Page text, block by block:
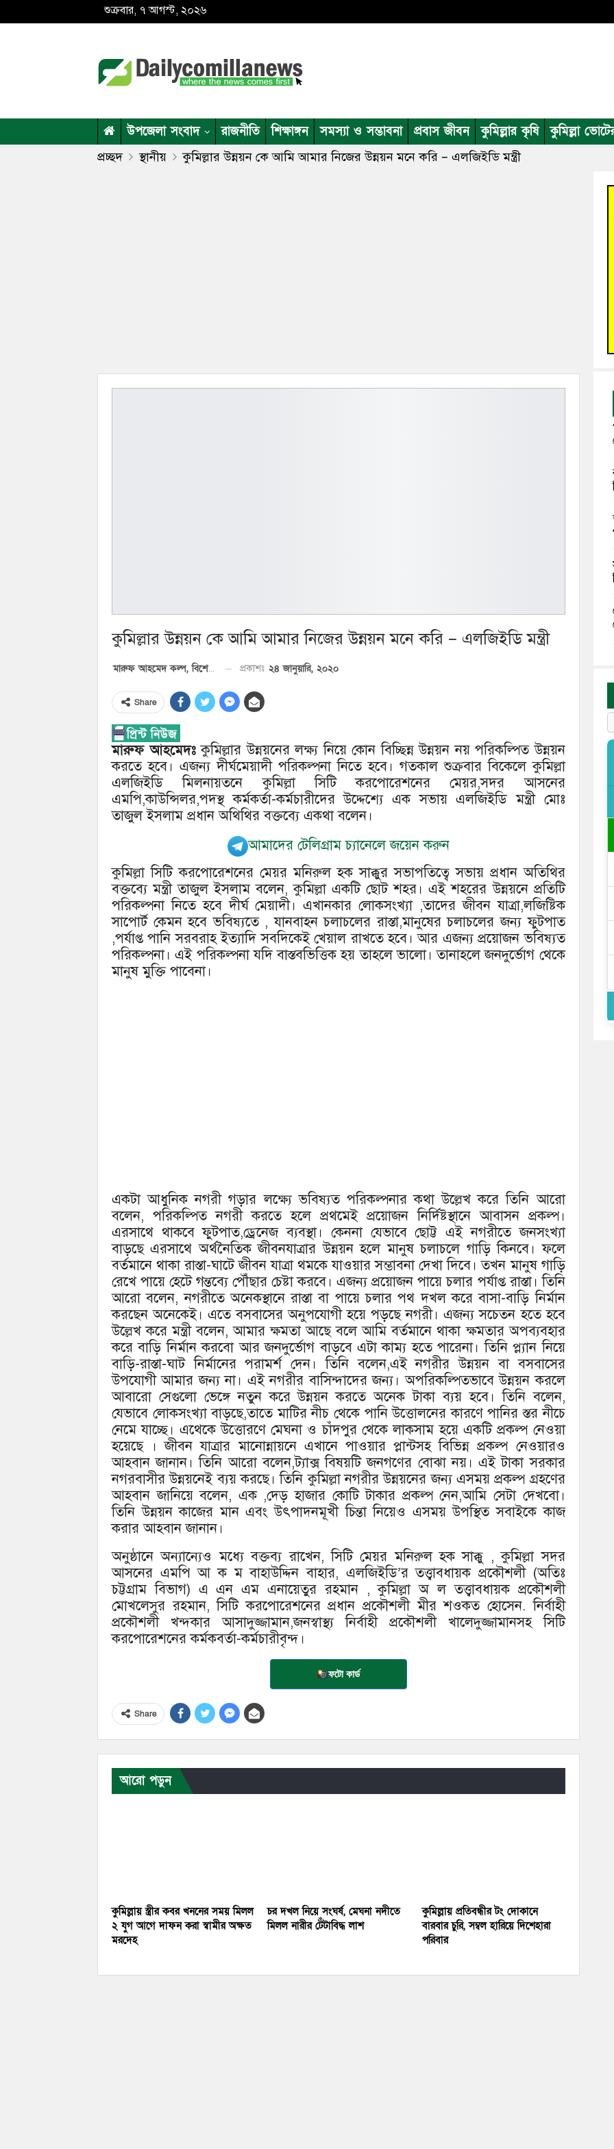
শুক্রবার, ৭ আগস্ট, ২০২৬
উপজেলা সংবাদ রাজনীতি শিক্ষাঙ্গন সমস্যা ও সম্ভাবনা প্রবাস জীবন কুমিল্লার কৃষি কুমিল্লা
প্রচ্ছদ স্থানীয় কুমিল্লার উন্নয়ন কে আমি আমার নিজের উন্নয়ন মনে করি – এলজিইডি মন্ত্রী
কুমিল্লার উন্নয়ন কে আমি আমার নিজের উন্নয়ন মনে করি – এলজিইডি মন্ত্রী
মারুফ আহমেদ কল্প, বিশেষ প্রতিনিধি প্রকাশঃ ২৪ জানুয়ারি, ২০২০
Share
মারুফ আহমেদঃকুমিল্লার উন্নয়নের লক্ষ্য নিয়ে কোন বিচ্ছিন্ন উন্নয়ন নয় পরিকল্পিত উন্নয়ন
করতে হবে। এজন্য দীর্ঘমেয়াদী পরিকল্পনা নিতে হবে। গতকাল শুক্রবার বিকেলে কুমিল্লা
এলজিইডি মিলনায়তনে কুমিল্লা সিটি করপোরেশনের মেয়র,সদর আসনের
এমপি,কাউন্সিলর,পদস্থ কর্মকর্তা-কর্মচারীদের উদ্দেশ্যে এক সভায় এলজিইডি মন্ত্রী মোঃ
তাজুল ইসলাম প্রধান অথিথির বক্তব্যে একথা বলেন।
আমাদের টেলিগ্রাম চ্যানেলে জয়েন করুন
কুমিল্লা সিটি করপোরেশনের মেয়র মনিরুল হক সাক্কুর সভাপতিত্বে সভায় প্রধান অতিথির
বক্তব্যে মন্ত্রী তাজুল ইসলাম বলেন, কুমিল্লা একটি ছোট শহর। এই শহরের উন্নয়নে প্রতিটি
পরিকল্পনা নিতে হবে দীর্ঘ মেয়াদী। এখানকার লোকসংখ্যা ,তাদের জীবন যাত্রা,লজিষ্টিক
সাপোর্ট কেমন হবে ভবিষ্যতে , যানবাহন চলাচলের রাস্তা,মানুষের চলাচলের জন্য ফুটপাত
,পর্যাপ্ত পানি সরবরাহ ইত্যাদি সবদিকেই খেয়াল রাখতে হবে। আর এজন্য প্রয়োজন ভবিষ্যত
পরিকল্পনা। এই পরিকল্পনা যদি বাস্তবভিত্তিক হয় তাহলে ভালো। তানাহলে জনদুর্ভোগ থেকে
মানুষ মুক্তি পাবেনা।
একটা আধুনিক নগরী গড়ার লক্ষ্যে ভবিষ্যত পরিকল্পনার কথা উল্লেখ করে তিনি আরো
বলেন, পরিকল্পিত নগরী করতে হলে প্রথমেই প্রয়োজন নির্দিষ্টস্থানে আবাসন প্রকল্প।
এরসাথে থাকবে ফুটপাত,ড্রেনেজ ব্যবস্থা। কেননা যেভাবে ছোট্ট এই নগরীতে জনসংখ্যা
বাড়ছে এরসাথে অর্থনৈতিক জীবনযাত্রার উন্নয়ন হলে মানুষ চলাচলে গাড়ি কিনবে। ফলে
বর্তমানে থাকা রাস্তা-ঘাটে জীবন যাত্রা থমকে যাওয়ার সম্ভাবনা দেখা দিবে। তখন মানুষ গাড়ি
রেখে পায়ে হেটে গন্তব্যে পৌঁছার চেষ্টা করবে। এজন্য প্রয়োজন পায়ে চলার পর্যাপ্ত রাস্তা। তিনি
আরো বলেন, নগরীতে অনেকস্থানে রাস্তা বা পায়ে চলার পথ দখল করে বাসা-বাড়ি নির্মান
করছেন অনেকেই। এতে বসবাসের অনুপযোগী হয়ে পড়ছে নগরী। এজন্য সচেতন হতে হবে
উল্লেখ করে মন্ত্রী বলেন, আমার ক্ষমতা আছে বলে আমি বর্তমানে থাকা ক্ষমতার অপব্যবহার
করে বাড়ি নির্মান করবো আর জনদুর্ভোগ বাড়বে এটা কাম্য হতে পারেনা। তিনি প্ল্যান নিয়ে
বাড়ি-রাস্তা-ঘাট নির্মানের পরামর্শ দেন। তিনি বলেন,এই নগরীর উন্নয়ন বা বসবাসের
উপযোগী আমার জন্য না। এই নগরীর বাসিন্দাদের জন্য। অপরিকল্পিতভাবে উন্নয়ন করলে
আবারো সেগুলো ভেঙ্গে নতুন করে উন্নয়ন করতে অনেক টাকা ব্যয় হবে। তিনি বলেন,
যেভাবে লোকসংখ্যা বাড়ছে,তাতে মাটির নীচ থেকে পানি উত্তোলনের কারণে পানির স্তর নীচে
নেমে যাচ্ছে। এথেকে উত্তোরণে মেঘনা ও চাঁদপুর থেকে লাকসাম হয়ে একটি প্রকল্প নেওয়া
হয়েছে । জীবন যাত্রার মানোন্নায়নে এখানে পাওয়ার প্লান্টসহ বিভিন্ন প্রকল্প নেওয়ারও
আহবান জানান। তিনি আরো বলেন,ট্যাক্স বিষয়টি জনগণের বোঝা নয়। এই টাকা সরকার
নগরবাসীর উন্নয়নেই ব্যয় করছে। তিনি কুমিল্লা নগরীর উন্নয়নের জন্য এসময় প্রকল্প গ্রহণের
আহবান জানিয়ে বলেন, এক ,দেড় হাজার কোটি টাকার প্রকল্প নেন,আমি সেটা দেখবো।
তিনি উন্নয়ন কাজের মান এবং উৎপাদনমূখী চিন্তা নিয়েও এসময় উপস্থিত সবাইকে কাজ
করার আহবান জানান।
অনুষ্ঠানে অন্যান্যেও মধ্যে বক্তব্য রাখেন, সিটি মেয়র মনিরুল হক সাক্কু , কুমিল্লা সদর
আসনের এমপি আ ক ম বাহাউদ্দিন বাহার, এলজিইডি’র তত্ত্বাবধায়ক প্রকৌশলী (অতিঃ
চট্টগ্রাম বিভাগ) এ এন এম এনায়েতুর রহমান , কুমিল্লা অ ল তত্ত্বাবধায়ক প্রকৌশলী
মোখলেসুর রহমান, সিটি করপোরেশনের প্রধান প্রকৌশলী মীর শওকত হোসেন. নির্বাহী
প্রকৌশলী খন্দকার আসাদুজ্জামান,জনস্বাস্থ্য নির্বাহী প্রকৌশলী খালেদুজ্জামানসহ সিটি
করপোরেশনের কর্মকবর্তা-কর্মচারীবৃন্দ।
ফটো কার্ড
Share
আরো পড়ুন
কুমিল্লায় স্ত্রীর কবর খননের সময় মিলল
২ যুগ আগে দাফন করা স্বামীর অক্ষত
মরদেহ
চর দখল নিয়ে সংঘর্ষ, মেঘনা নদীতে
মিলল নারীর টেঁটাবিদ্ধ লাশ
কুমিল্লায় প্রতিবন্ধীর টং দোকানে
বারবার চুরি, সম্বল হারিয়ে দিশেহারা
পরিবার